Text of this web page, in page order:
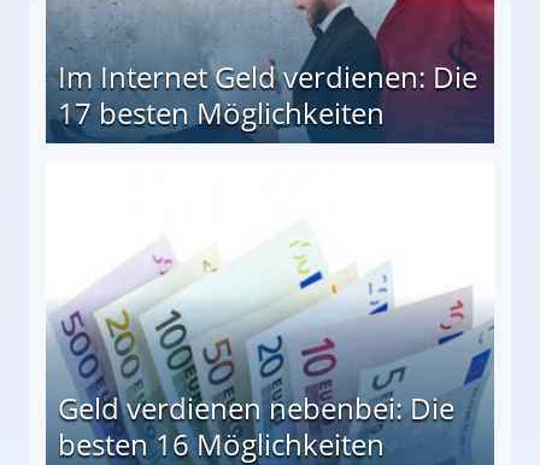
Im Internet Geld verdienen: Die
17 besten Möglichkeiten
Geld verdienen nebenbei: Die
besten 16 Möglichkeiten